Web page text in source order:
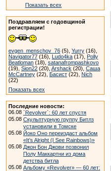
Показать всех
Поздравляем с годовщиной
регистрации!
evgen_menschov_76 (5), Yurry (16),
Navigator77 (16), Ludo4ka (17), Polly
Beatloman (18), satanafrompashkovo
(19), Sion22 (20), Arshack (20), Саша
McCartney (22), Басист (22), Nich
(22)
Показать всех
Последние новости:
06.08 `Revolver`: 60 лет спустя
05.08 Скульптурную группу Битлз
установили в Томске
05.08 Йоко Оно переиздаст альбом
«It’s Alright (I See Rainbows)»
05.08 Джон Бон Джови позвонил
Полу Маккартни из дома
детства битла
05.08 Альбому «Revolver» — 60 лет: